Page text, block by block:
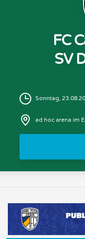
FC
SV
Sonntag,
ad hoc arena im